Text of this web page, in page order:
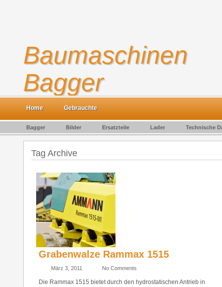
Baumaschinen
Bagger
Gebrauchte Baumaschinen kaufen und verkaufen
Home Gebrauchte
Bagger Bilder Ersatzteile Lader Technische
Tag Archive
Grabenwalze Rammax 1515
März 3, 2011 No Comments
Die Rammax 1515 bietet durch den hydrostatischen Antrieb in